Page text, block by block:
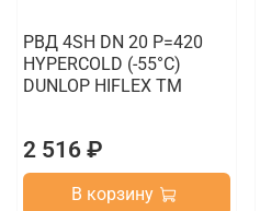
РВД 4SH DN 20 P=420
HYPERCOLD (-55°C)
DUNLOP HIFLEX TM
2 516 ₽
В корзину